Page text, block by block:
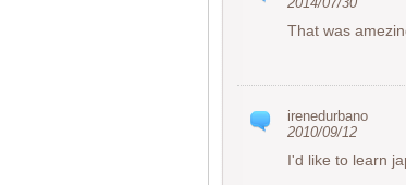
That was
irenedurbano
2010/09/12
I'd like to learn